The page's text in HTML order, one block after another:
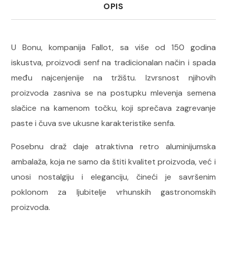
OPIS
U Bonu, kompanija Fallot, sa više od 150 godina
iskustva, proizvodi senf na tradicionalan način i spada
među najcenjenije na tržištu. Izvrsnost njihovih
proizvoda zasniva se na postupku mlevenja semena
slačice na kamenom točku, koji sprečava zagrevanje
paste i čuva sve ukusne karakteristike senfa.
Posebnu draž daje atraktivna retro aluminijumska
ambalaža, koja ne samo da štiti kvalitet proizvoda, već i
unosi nostalgiju i eleganciju, čineći je savršenim
poklonom za ljubitelje vrhunskih gastronomskih
proizvoda.